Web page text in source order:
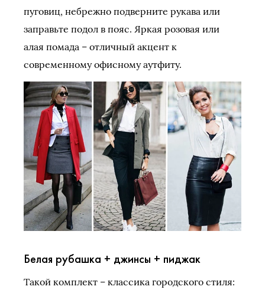
пуговиц, небрежно подверните рукава или
заправьте подол в пояс. Яркая розовая или
алая помада – отличный акцент к
современному офисному аутфиту.
Белая рубашка + джинсы + пиджак
Такой комплект – классика городского стиля: